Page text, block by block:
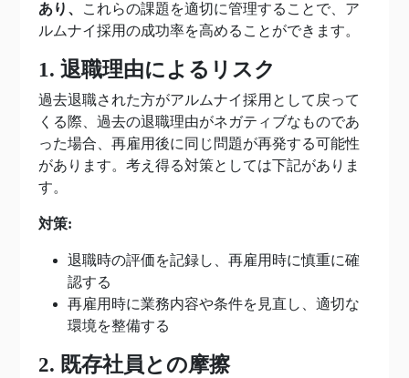
あり、
これらの課題を適切に管理することで、ア
ルムナイ採用の成功率を高めることができます。
1. 退職理由によるリスク
過去退職された方がアルムナイ採用として戻って
くる際、過去の退職理由がネガティブなものであ
った場合、再雇用後に同じ問題が再発する可能性
があります。考え得る対策としては下記がありま
す。
対策:
退職時の評価を記録し、再雇用時に慎重に確
認する
再雇用時に業務内容や条件を見直し、適切な
環境を整備する
2. 既存社員との摩擦